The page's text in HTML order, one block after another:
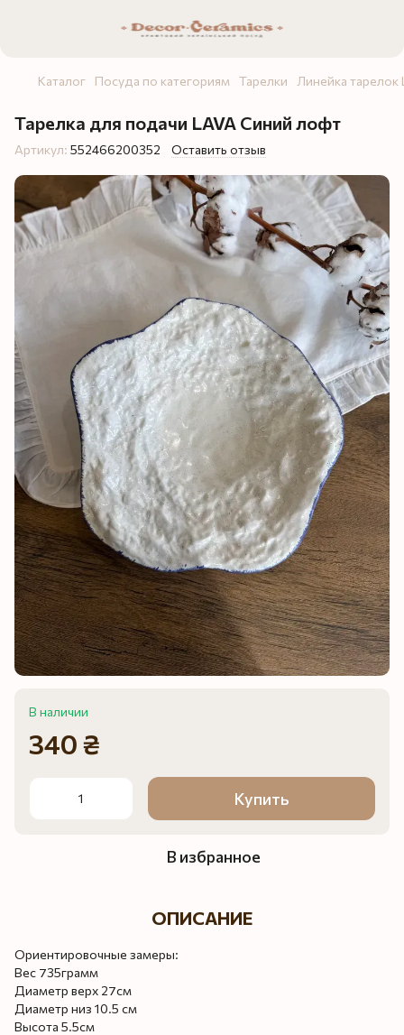
Каталог Посуда по категориям Тарелки Линейка тарелок
Тарелка для подачи LAVA Синий лофт
Артикул: 552466200352 Оставить отзыв
В наличии
340 ₴
Купить
В избранное
ОПИСАНИЕ
Ориентировочные замеры:
Вес 735грамм
Диаметр верх 27см
Диаметр низ 10.5 см
Высота 5.5см